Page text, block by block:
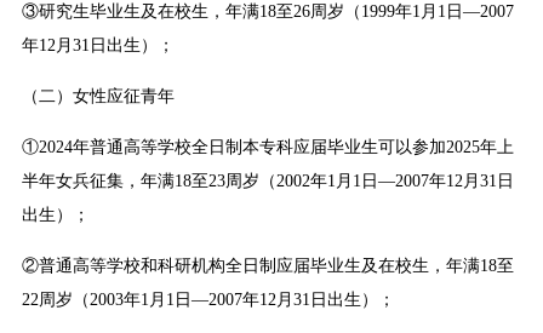
③研究生毕业生及在校生，年满18至26周岁（1999年1月1日—2007
年12月31日出生）；
（二）女性应征青年
①2024年普通高等学校全日制本专科应届毕业生可以参加2025年上
半年女兵征集，年满18至23周岁（2002年1月1日—2007年12月31日
出生）；
②普通高等学校和科研机构全日制应届毕业生及在校生，年满18至
22周岁（2003年1月1日—2007年12月31日出生）；